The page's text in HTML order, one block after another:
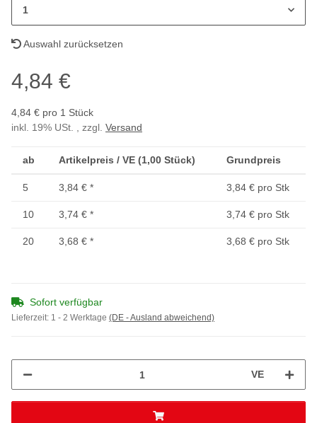
1
Auswahl zurücksetzen
4,84 €
4,84 € pro 1 Stück
inkl. 19% USt. , zzgl. Versand
ab Artikelpreis / VE (1,00 Stück) Grundpreis
5 3,84 € * 3,84 € pro Stk
10 3,74 € * 3,74 € pro Stk
20 3,68 € * 3,68 € pro Stk
Sofort verfügbar
Lieferzeit: 1 - 2 Werktage (DE - Ausland abweichend)
VE